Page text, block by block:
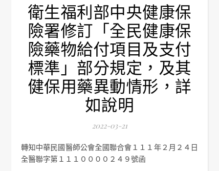
衛生福利部中央健康保
險署修訂「全民健康保
險藥物給付項目及支付
標準」部分規定，及其
健保用藥異動情形，詳
如說明
2022-03-21
轉知中華民國醫師公會全國聯合會１１１年２月２４日
全醫聯字第１１１００００２４９號函